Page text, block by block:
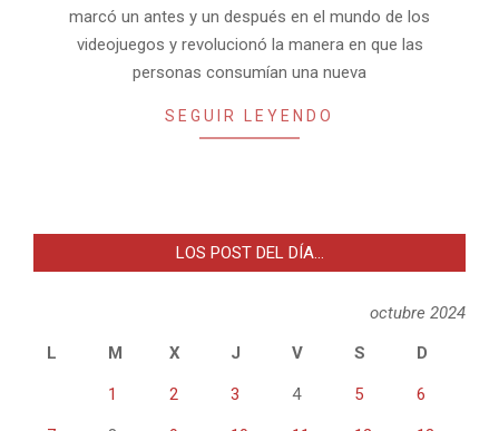
marcó un antes y un después en el mundo de los
videojuegos y revolucionó la manera en que las
personas consumían una nueva
SEGUIR LEYENDO
LOS POST DEL DÍA…
octubre 2024
L
M X J V S D
1 2 3 4 5 6